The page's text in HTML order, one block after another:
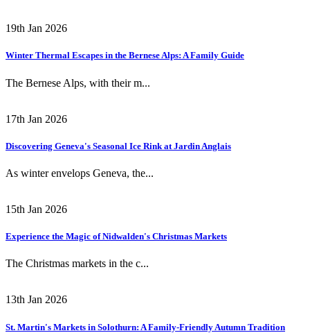
19th Jan 2026
Winter Thermal Escapes in the Bernese Alps: A Family Guide
The Bernese Alps, with their m...
17th Jan 2026
Discovering Geneva's Seasonal Ice Rink at Jardin Anglais
As winter envelops Geneva, the...
15th Jan 2026
Experience the Magic of Nidwalden's Christmas Markets
The Christmas markets in the c...
13th Jan 2026
St. Martin's Markets in Solothurn: A Family-Friendly Autumn Tradition